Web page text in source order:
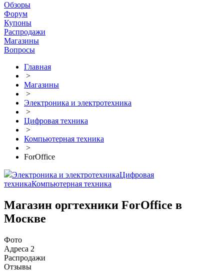
Обзоры
Форум
Купоны
Распродажи
Магазины
Вопросы
Главная
>
Магазины
>
Электроника и электротехника
>
Цифровая техника
>
Компьютерная техника
>
ForOffice
Электроника и электротехникаЦифровая
техникаКомпьютерная техника
Магазин оргтехники ForOffice в
Москве
Фото
Адреса 2
Распродажи
Отзывы